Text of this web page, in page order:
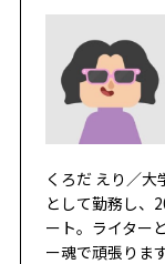
くろだ えり／
として勤務し、
ート。ライター
ー魂で頑張りま